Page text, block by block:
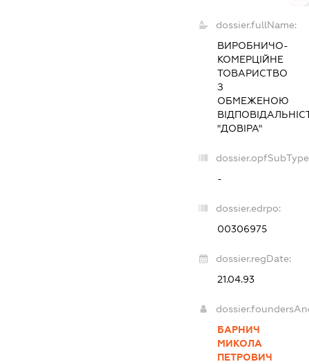
dossier.fullName:
ВИРОБНИЧО-
КОМЕРЦІЙНЕ
ТОВАРИСТВО
З
ОБМЕЖЕНОЮ
"ДОВІРА"
-
dossier.edrpo:
00306975
dossier.regDate:
21.04.93
БАРНИЧ
МИКОЛА
ПЕТРОВИЧ